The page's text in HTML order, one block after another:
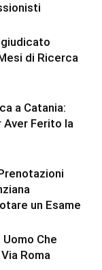
di Ricerca
a Catania:
Aver Ferito la
un Esame
Che
Roma